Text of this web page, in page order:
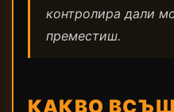
контролира дали
преместиш.
КАКВО